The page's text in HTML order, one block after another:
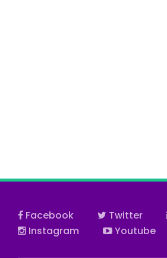
Facebook Twitter
Instagram
Youtube